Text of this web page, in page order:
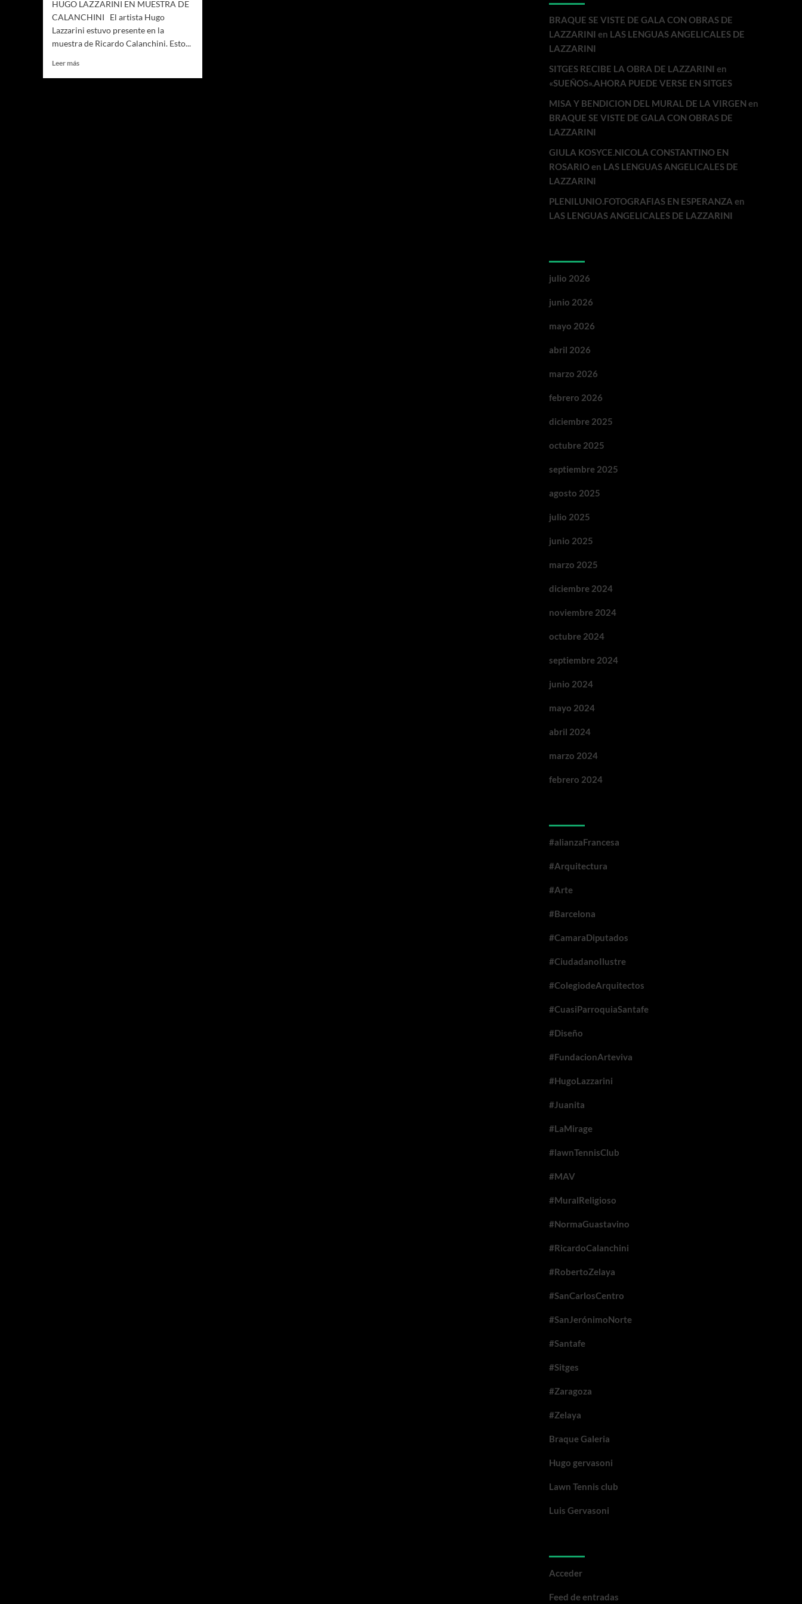
HUGO LAZZARINI EN MUESTRA DE
CALANCHINI El artista Hugo
Lazzarini estuvo presente en la
muestra de Ricardo Calanchini. Esto...
Leer másLeer
BRAQUE SE VISTE DE GALA CON OBRAS DE
LAZZARINI en LAS LENGUAS ANGELICALES DE
LAZZARINI
SITGES RECIBE LA OBRA DE LAZZARINI en
«SUEÑOS».AHORA PUEDE VERSE EN SITGES
MISA Y BENDICION DEL MURAL DE LA VIRGEN en
BRAQUE SE VISTE DE GALA CON OBRAS DE
LAZZARINI
GIULA KOSYCE.NICOLA CONSTANTINO EN
ROSARIOen LAS LENGUAS ANGELICALES DE
LAZZARINI
PLENILUNIO.FOTOGRAFIAS EN ESPERANZA en
LAS LENGUAS ANGELICALES DE LAZZARINI
julio 2026
junio 2026
mayo 2026
abril 2026
marzo 2026
febrero 2026
diciembre 2025
octubre 2025
septiembre 2025
agosto 2025
julio 2025
junio 2025
marzo 2025
diciembre 2024
noviembre 2024
octubre 2024
septiembre 2024
junio 2024
mayo 2024
abril 2024
marzo 2024
febrero 2024
#alianzaFrancesa
#Arquitectura
#Arte
#Barcelona
#CamaraDiputados
#CiudadanoIlustre
#ColegiodeArquitectos
#CuasiParroquiaSantafe
#Diseño
#FundacionArteviva
#HugoLazzarini
#Juanita
#LaMirage
#lawnTennisClub
#MAV
#MuralReligioso
#NormaGuastavino
#RicardoCalanchini
#RobertoZelaya
#SanCarlosCentro
#SanJerónimoNorte
#Santafe
#Sitges
#Zaragoza
#Zelaya
Braque Galeria
Hugo gervasoni
Lawn Tennis club
Luis Gervasoni
Acceder
Feed de entradas